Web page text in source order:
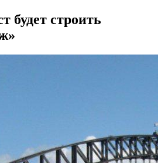
будет строить